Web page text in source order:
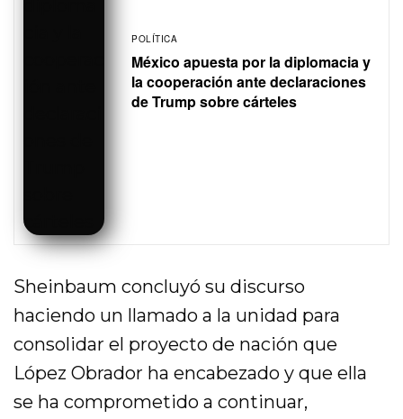
POLÍTICA
México apuesta por la diplomacia y
la cooperación ante declaraciones
de Trump sobre cárteles
Sheinbaum concluyó su discurso
haciendo un llamado a la unidad para
consolidar el proyecto de nación que
López Obrador ha encabezado y que ella
se ha comprometido a continuar,